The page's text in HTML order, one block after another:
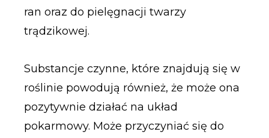
ran oraz do pielęgnacji twarzy
trądzikowej.
Substancje czynne, które znajdują się w
roślinie powodują również, że może ona
pozytywnie działać na układ
pokarmowy. Może przyczyniać się do